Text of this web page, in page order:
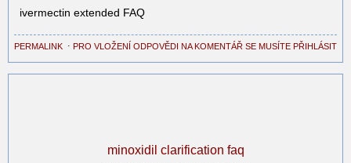
ivermectin extended FAQ
PERMALINK ⋅ PRO VLOŽENÍ ODPOVĚDI NA KOMENTÁŘ SE MUSÍTE PŘIHLÁSIT
minoxidil clarification faq